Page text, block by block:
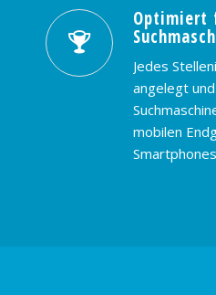
Optimiert
Jedes
angelegt
mobilen